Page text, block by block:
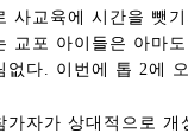
사교육에 시간을 뺏
교포 아이들은 아마
없다. 이번에 톱 2에
가자가 상대적으로